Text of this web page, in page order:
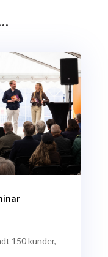
150 kunder,